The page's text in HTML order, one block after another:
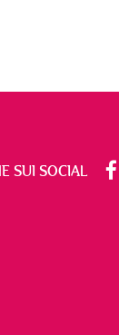
SUI SOCIAL